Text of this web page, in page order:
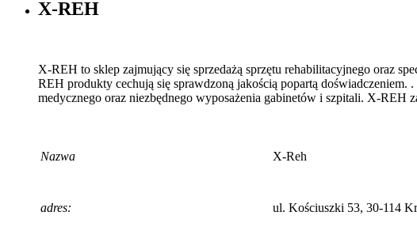
X-REH
X-REH to sklep zajmujący się sprzedażą sprzętu rehabilitacyjnego oraz
REH produkty cechują się sprawdzoną jakością popartą
medycznego oraz niezbędnego wyposażenia gabinetów i szpitali. X-REH
Nazwa X-Reh
adres: ul. Kościuszki 53, 30-114